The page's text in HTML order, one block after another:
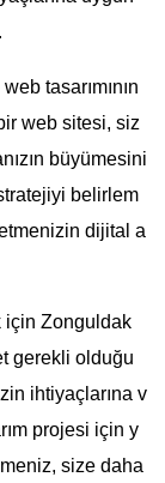
tasarımının
web sitesi, siz
büyümesini
belirlem
dijital a
için Zonguldak
gerekli olduğu
ihtiyaçlarına v
projesi için y
size daha